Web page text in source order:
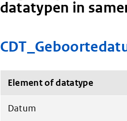
datatypen in
Element of datatype
Datum